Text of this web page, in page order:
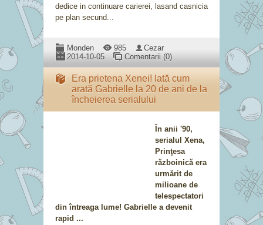
dedice in continuare carierei, lasand casnicia
pe plan secund...
Monden 985
Cezar
2014-10-05
Comentarii (0)
Era prietena Xenei! Iată cum
arată Gabrielle la 20 de ani de la
încheierea serialului
În anii '90,
serialul Xena,
Prinţesa
războinică era
urmărit de
milioane de
telespectatori
din întreaga lume! Gabrielle a devenit
rapid ...